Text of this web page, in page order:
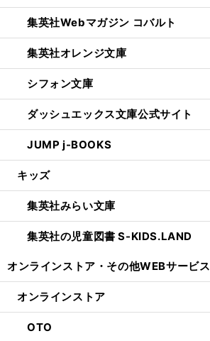
集英社Webマガジン コバルト
集英社オレンジ文庫
シフォン文庫
ダッシュエックス文庫公式サイト
JUMP j-BOOKS
キッズ
集英社みらい文庫
集英社の児童図書 S-KIDS.LAND
オンラインストア・ その他WEBサービス
オンラインストア
OTO